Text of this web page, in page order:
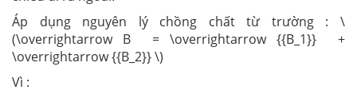
Áp dụng nguyên lý chồng chất từ trường : \
(\overrightarrow B = \overrightarrow {{B_1}} +
\overrightarrow {{B_2}} \)
Vì :